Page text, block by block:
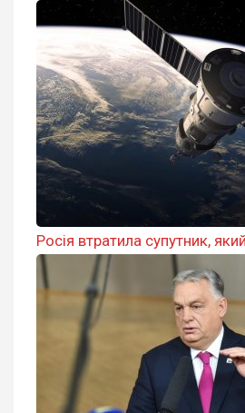
Росія втратила супутник,